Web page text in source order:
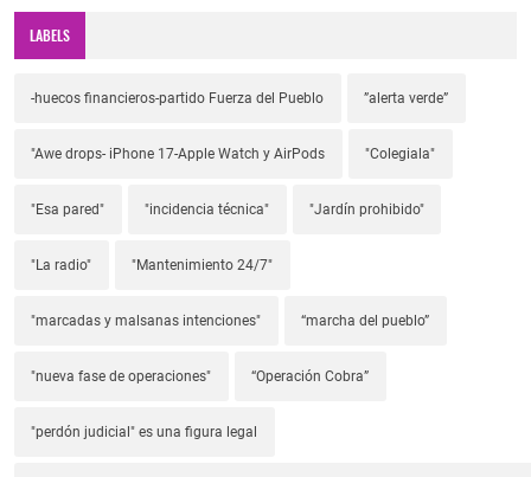
LABELS
-huecos financieros-partido Fuerza del Pueblo ”alerta verde”
"Awe drops- iPhone 17-Apple Watch y AirPods "Colegiala"
"Esa pared" "incidencia técnica" "Jardín prohibido"
"La radio" "Mantenimiento 24/7"
"marcadas y malsanas intenciones" “marcha del pueblo”
"nueva fase de operaciones" “Operación Cobra”
"perdón judicial" es una figura legal